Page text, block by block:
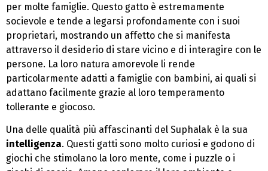
per molte famiglie. Questo gatto è estremamente
socievole e tende a legarsi profondamente con i suoi
proprietari, mostrando un affetto che si manifesta
attraverso il desiderio di stare vicino e di interagire con le
persone. La loro natura amorevole li rende
particolarmente adatti a famiglie con bambini, ai quali si
adattano facilmente grazie al loro temperamento
tollerante e giocoso.
Una delle qualità più affascinanti del Suphalak è la sua
intelligenza. Questi gatti sono molto curiosi e godono di
giochi che stimolano la loro mente, come i puzzle o i